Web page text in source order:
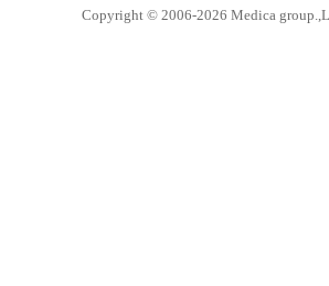
Copyright © 2006-2026 Medica